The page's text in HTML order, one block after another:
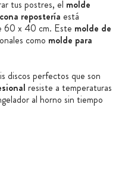
tus postres, el molde
repostería está
60 x 40 cm. Este molde de
como molde para
discos perfectos que son
resiste a temperaturas
al horno sin tiempo